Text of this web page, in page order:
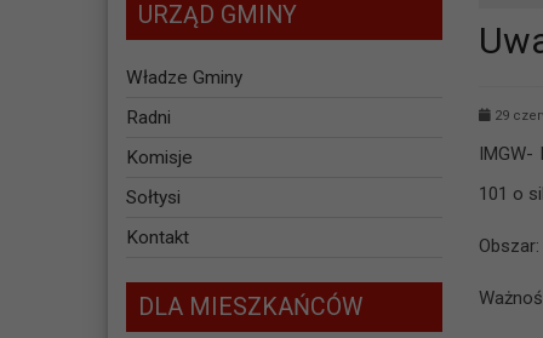
URZĄD GMINY
Władze Gminy
Radni
Komisje
Sołtysi
Kontakt
DLA MIESZKAŃCÓW
29
101 o